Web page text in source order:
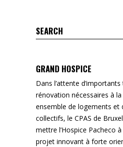
Search
for:
GRAND HOSPICE
Dans l’attente
rénovation nécessaires à la
ensemble de logements et
collectifs, le CPAS de
mettre l’Hospice Pacheco
projet innovant à forte